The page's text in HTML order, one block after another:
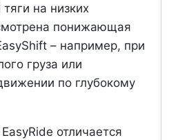
на низких
понижающая
– например, при
груза или
по глубокому
отличается